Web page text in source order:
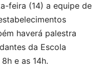
feira (14) a equipe de
haverá palestra
da Escola
e as 14h.